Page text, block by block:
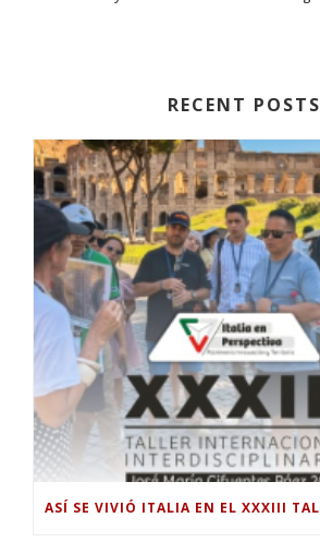
RECENT POSTS